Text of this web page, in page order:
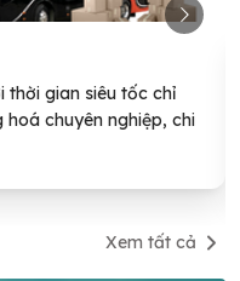
thời gian siêu tốc chỉ
chuyên nghiệp, chi
Xem tất cả